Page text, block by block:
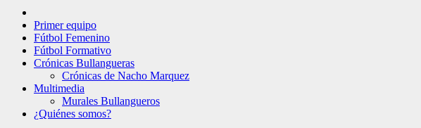
Primer equipo
Fútbol Femenino
Fútbol Formativo
Crónicas Bullangueras
Crónicas de Nacho Marquez
Multimedia
Murales Bullangueros
¿Quiénes somos?